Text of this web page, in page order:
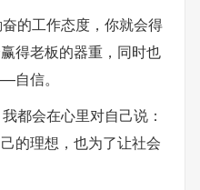
的工作态度，你就会得
得老板的器重，同时也
自信。
都会在心里对自己说：
的理想，也为了让社会